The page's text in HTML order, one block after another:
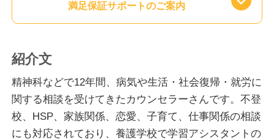
満足保証サポートのご案内
紹介文
精神科などで12年間、病気や生活・社会復帰・就労に
関する相談を受けてきたカウンセラーさんです。不登
校、HSP、家族関係、恋愛、子育て、仕事関係の相談
にも対応されており、養護学校で学習アシスタントの